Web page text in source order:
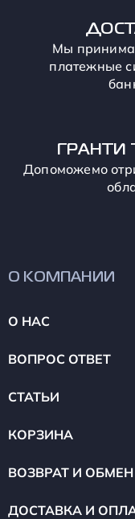
Мы
платежные
ГРАНТИ
Допоможемо
О КОМПАНИИ
О НАС
ВОПРОС ОТВЕТ
СТАТЬИ
КОРЗИНА
ВОЗВРАТ И ОБМЕН
ДОСТАВКА И